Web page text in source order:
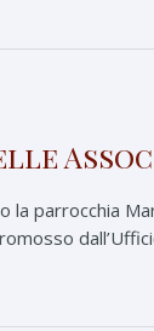
parrocchia